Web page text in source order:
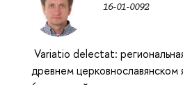
16-01-0092
Variatio delectat:
древнем церковнославянском